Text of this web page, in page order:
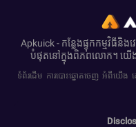
Apkuick - កន្លែងផ្ទុកកម្មវិធី
បំផុតនៅក្នុងពិភពលោក។ យើង​ជ
ទំព័រដើម ការបោះឆ្នោតចេញ អំពីយើង